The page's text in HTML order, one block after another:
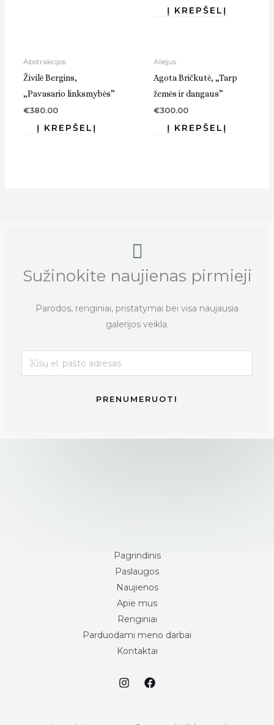
Abstrakcijos
Živilė Bergins,
„Pavasario linksmybės”
€380.00
Aliejus
Agota Bričkutė, „Tarp
žemės ir dangaus”
€300.00
Sužinokite naujienas pirmieji
Parodos, renginiai, pristatymai bei visa naujausia
galerijos veikla.
PRENUMERUOTI
Pagrindinis
Paslaugos
Naujienos
Apie mus
Renginiai
Parduodami meno darbai
Kontaktai